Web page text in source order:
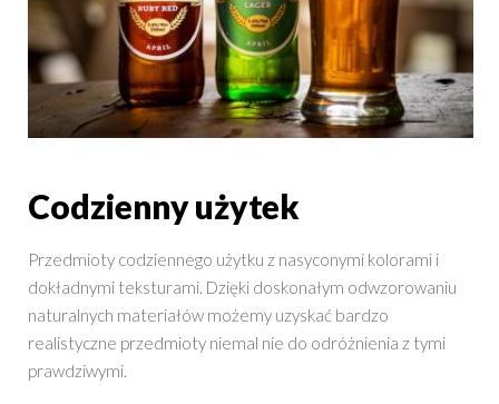
Codzienny użytek
Przedmioty codziennego użytku z nasyconymi kolorami i
dokładnymi teksturami. Dzięki doskonałym odwzorowaniu
naturalnych materiałów możemy uzyskać bardzo
realistyczne przedmioty niemal nie do odróżnienia z tymi
prawdziwymi.